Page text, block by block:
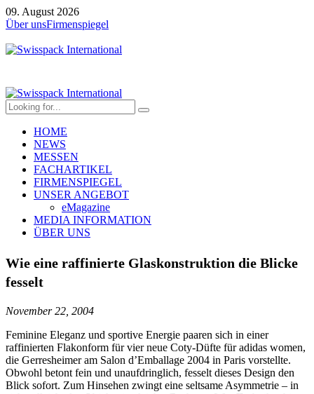
09. August 2026
Über unsFirmenspiegel
HOME
NEWS
MESSEN
FACHARTIKEL
FIRMENSPIEGEL
UNSER ANGEBOT
eMagazine
MEDIA INFORMATION
ÜBER UNS
Wie eine raffinierte Glaskonstruktion die Blicke
fesselt
November 22, 2004
Feminine Eleganz und sportive Energie paaren sich in einer
raffinierten Flakonform für vier neue Coty-Düfte für adidas women,
die Gerresheimer am Salon d’Emballage 2004 in Paris vorstellte.
Obwohl betont fein und unaufdringlich, fesselt dieses Design den
Blick sofort. Zum Hinsehen zwingt eine seltsame Asymmetrie – in